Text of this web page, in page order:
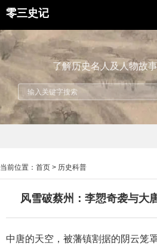
零三史记
了解历史名人及人物故
当前位置： 首页 > 历史科普
风雪破蔡州：李愬奇袭与大
中唐的天空，被藩镇割据的阴云笼